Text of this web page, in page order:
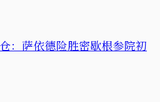
：萨依德险胜密歇根参院初